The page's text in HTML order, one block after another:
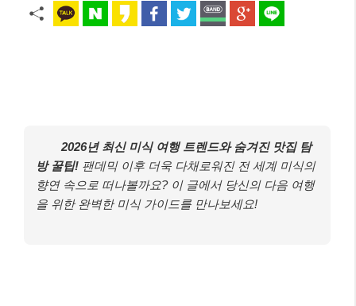
2026년 최신 미식 여행 트렌드와 숨겨진 맛집 탐
방 꿀팁! 팬데믹 이후 더욱 다채로워진 전 세계 미식의
향연 속으로 떠나볼까요? 이 글에서 당신의 다음 여행
을 위한 완벽한 미식 가이드를 만나보세요!